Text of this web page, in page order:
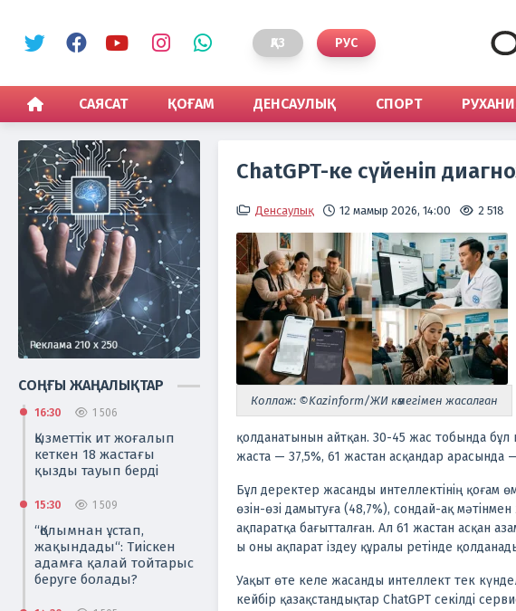
ҚАЗ РУС
САЯСАТ ҚОҒАМ ДЕНСАУЛЫҚ СПОРТ
СОҢҒЫ ЖАҢАЛЫҚТАР
16:30 1 506
Қызметтік ит жоғалып
кеткен 18 жастағы
қызды тауып берді
15:30 1 509
“Қолымнан ұстап,
жақындады“: Тиіскен
адамға қалай тойтарыс
беруге болады?
ChatGPT-ке сүйеніп
Денсаулық 12 мамыр 2026, 14:00 2 518
Коллаж: ©Kazinform/ЖИ көмегімен жасалған
қолданатынын айтқан. 30-45 жас тобында
жаста — 37,5%, 61 жастан асқандар арасында
Бұл деректер жасанды интеллектінің қоғам
өзін-өзі дамытуға (48,7%), сондай-ақ
ақпаратқа бағытталған. Ал 61 жастан асқан
ы оны ақпарат іздеу құралы ретінде
Уақыт өте келе жасанды интеллект тек
кейбір қазақстандықтар ChatGPT секілді